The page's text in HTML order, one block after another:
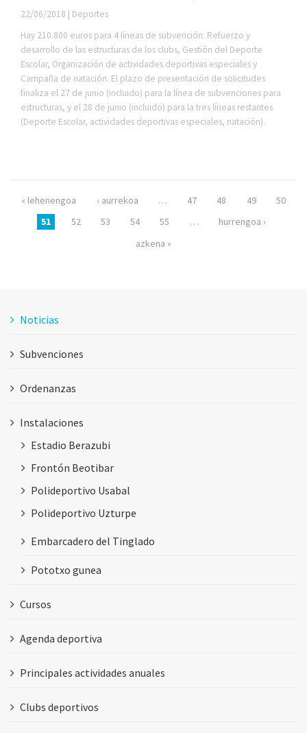
22/06/2018 | Deportes
Hay 210.800 euros para 4 líneas de subvención: Refuerzo y
desarrollo de las estructuras de los clubs, Gestión del Deporte
Escolar, Organización de actividades deportivas especiales y
Campaña de natación. El plazo de presentación de solicitudes
finaliza el 27 de junio (incluido) para la línea de subvenciones para
estructuras, y el 28 de junio (incluido) para la tres líneas restantes
(Deporte Escolar, actividades deportivas especiales, natación).
Páginas
« lehenengoa ‹ aurrekoa … 47 48 49
50
51
52 53 54 55 …
hurrengoa ›
azkena »
Noticias
Subvenciones
Ordenanzas
Instalaciones
Estadio Berazubi
Frontón Beotibar
Polideportivo Usabal
Polideportivo Uzturpe
Embarcadero del Tinglado
Pototxo gunea
Cursos
Agenda deportiva
Principales actividades anuales
Clubs deportivos